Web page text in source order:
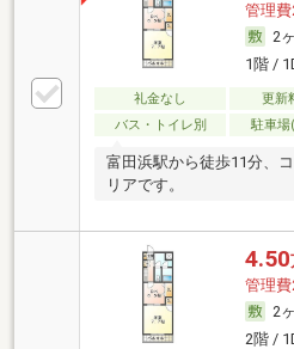
管理費
2
1階 /
礼金なし 更新
バス・トイレ別
駐車場
富田浜駅から徒歩11分、
リアです。
4.50
管理費
2
2階 /